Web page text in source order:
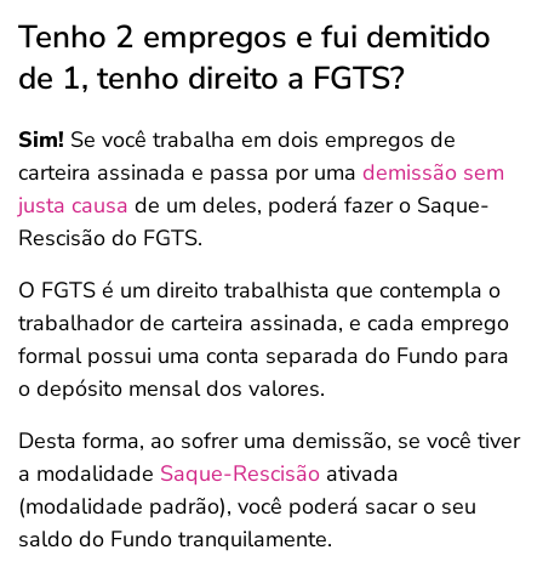
Tenho 2 empregos e fui demitido
de 1, tenho direito a FGTS?
Sim! Se você trabalha em dois empregos de
carteira assinada e passa por uma demissão sem
justa causa de um deles, poderá fazer o Saque-
Rescisão do FGTS.
O FGTS é um direito trabalhista que contempla o
trabalhador de carteira assinada, e cada emprego
formal possui uma conta separada do Fundo para
o depósito mensal dos valores.
Desta forma, ao sofrer uma demissão, se você tiver
a modalidade Saque-Rescisão ativada
(modalidade padrão), você poderá sacar o seu
saldo do Fundo tranquilamente.